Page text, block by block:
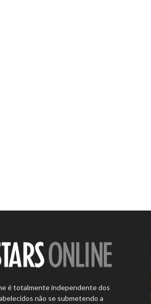
é totalmente independente dos
não se submetendo a